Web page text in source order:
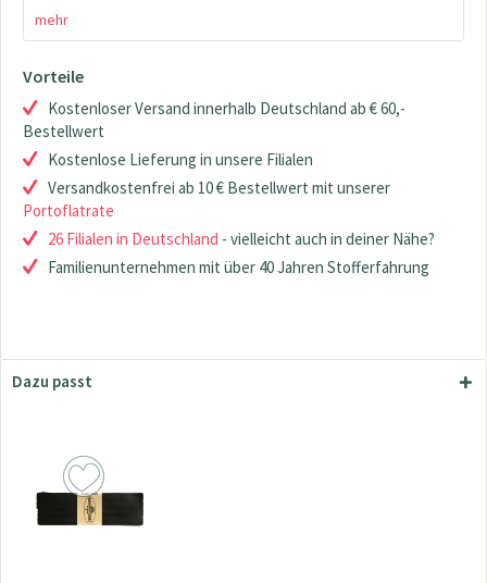
mehr
Vorteile
Kostenloser Versand innerhalb Deutschland ab € 60,-
Bestellwert
Kostenlose Lieferung in unsere Filialen
Versandkostenfrei ab 10 € Bestellwert mit unserer
Portoflatrate
26 Filialen in Deutschland - vielleicht auch in deiner Nähe?
Familienunternehmen mit über 40 Jahren Stofferfahrung
Dazu passt